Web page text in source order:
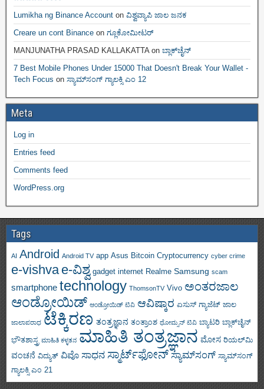
Lumikha ng Binance Account on ವಿಶ್ವವ್ಯಾಪಿ ಜಾಲ ಜನಕ
Creare un cont Binance on ಗ್ಲೂಕೋಮೀಟರ್
MANJUNATHA PRASAD KALLAKATTAon ಬ್ಲಾಕ್‌ಚೈನ್‌
7 Best Mobile Phones Under 15000 That Doesn't Break Your Wallet -
Tech Focus on ಸ್ಯಾಮ್‌ಸಂಗ್ ಗ್ಯಾಲಕ್ಸಿ ಎಂ 12
Meta
Log in
Entries feed
Comments feed
WordPress.org
Tags
AI Android Android TV app Asus Bitcoin Cryptocurrency cyber crime
e-vishva e-ವಿಶ್ವ gadget internet Realme Samsung scam
smartphone technology ThomsonTV Vivo ಅಂತರಜಾಲ
ಆಂಡ್ರೋಯಿಡ್ ಆಂಡ್ರೋಯಿಡ್ ಟಿವಿ ಆವಿಷ್ಕಾರ ಏಸುಸ್ ಗ್ಯಾಜೆಟ್ ಜಾಲ
ಜಾಲಾಪರಾಧ ಟೆಕ್ಕಿರಣ ತಂತ್ರಜ್ಞಾನ ತಂತ್ರಾಂಶ ಥೋಮ್ಸನ್ ಟಿವಿ ಬ್ಯಾಟರಿ ಬ್ಲಾಕ್‌ಚೈನ್
ಭೌತಶಾಸ್ತ್ರ ಮಾಹಿತಿ ಕಳ್ಳತನ ಮಾಹಿತಿ ತಂತ್ರಜ್ಞಾನ ಮೋಸ ರಿಯಲ್‌ಮಿ
ವಂಚನೆ ವಿದ್ಯುತ್ ವಿವೊ ಸಾಧನ ಸ್ಮಾರ್ಟ್‌ಫೋನ್ ಸ್ಯಾಮ್‌ಸಂಗ್ ಸ್ಯಾಮ್‌ಸಂಗ್
ಗ್ಯಾಲಕ್ಸಿ ಎಂ 21